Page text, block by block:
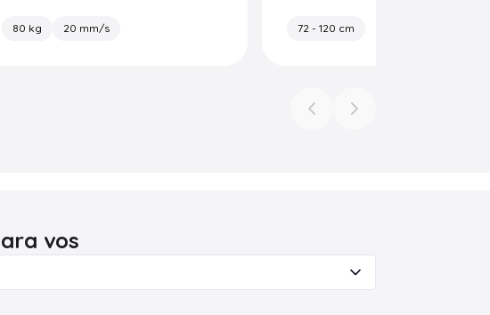
80 kg 20 mm/s 72 - 120 cm
Previous slide
Next slide
vos